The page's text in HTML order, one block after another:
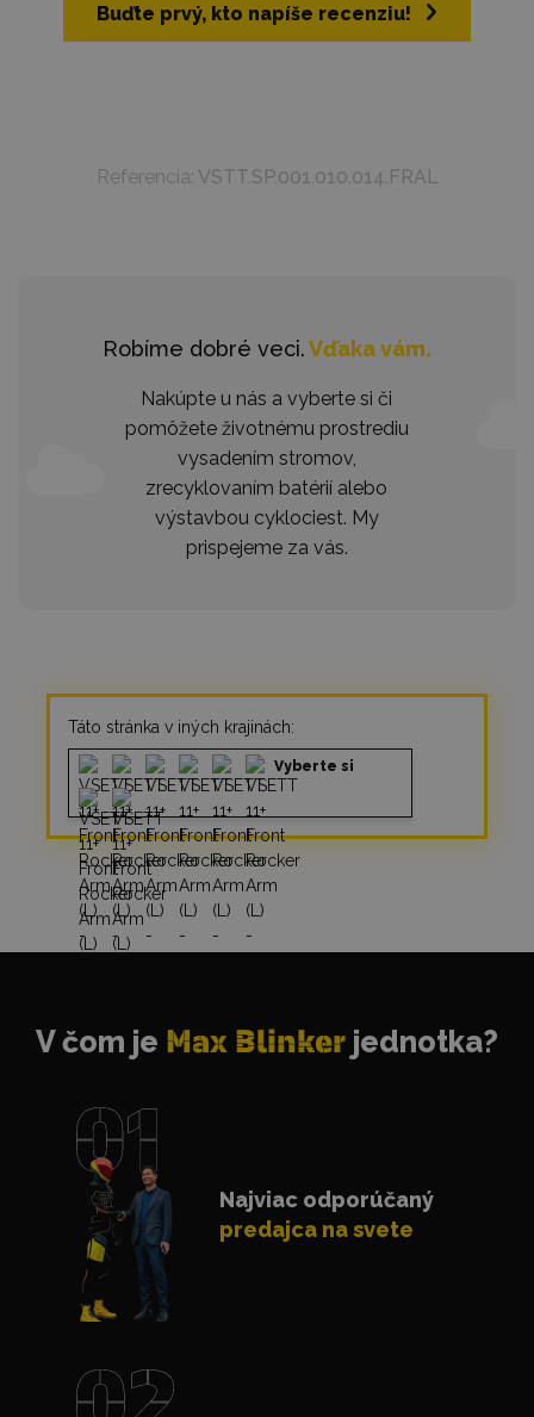
Buďte prvý, kto napíše recenziu!
Referencia: VSTT.SP.001.010.014.FRAL
Robíme dobré veci.Vďaka vám.
Nakúpte u nás a vyberte si či
pomôžete životnému prostrediu
vysadením stromov,
zrecyklovaním batérií alebo
výstavbou cyklociest. My
prispejeme za vás.
Táto stránka v iných krajinách:
Vyberte si
V čom je Max Blinker jednotka?
Najviac odporúčaný
predajca na svete